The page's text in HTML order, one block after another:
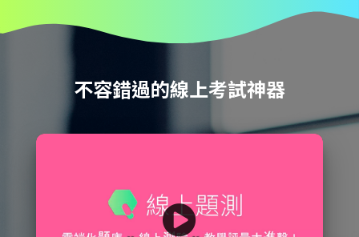
不容錯過的線上考試神器